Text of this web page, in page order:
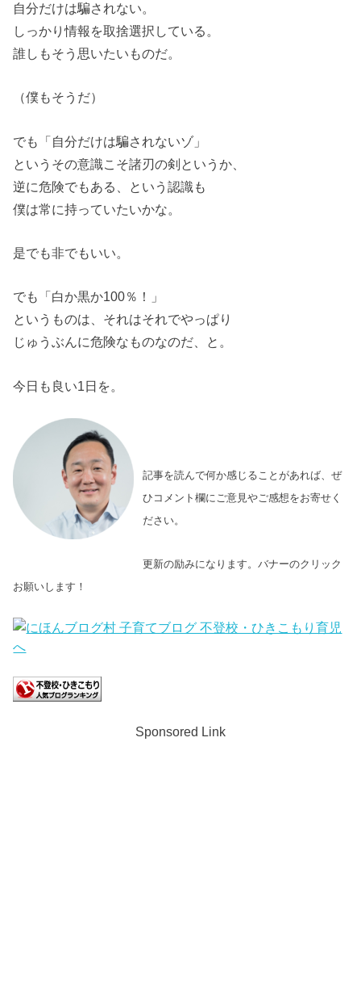
自分だけは騙されない。
しっかり情報を取捨選択している。
誰しもそう思いたいものだ。
（僕もそうだ）
でも「自分だけは騙されないゾ」
というその意識こそ諸刃の剣というか、
逆に危険でもある、という認識も
僕は常に持っていたいかな。
是でも非でもいい。
でも「白か黒か100％！」
というものは、それはそれでやっぱり
じゅうぶんに危険なものなのだ、と。
今日も良い1日を。
記事を読んで何か感じることがあれば、ぜ
ひコメント欄にご意見やご感想をお寄せく
ださい。
更新の励みになります。バナーのクリック
お願いします！
Sponsored Link